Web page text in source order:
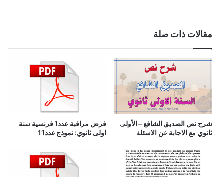
مقالات ذات صلة
شرح نص الصديق الشافع – الأولى
ثانوي مع الاجابة عن الاسئلة
فرض مراقبة عدد1 فرنسية سنة
اولى ثانوي: نموذج عدد11